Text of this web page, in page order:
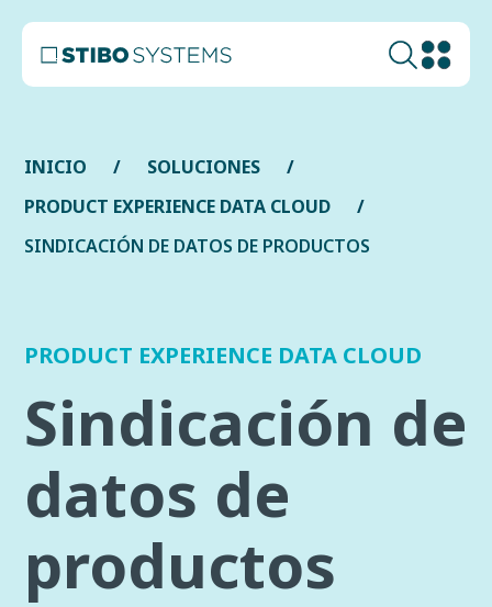
INICIO
SOLUCIONES
PRODUCT EXPERIENCE DATA CLOUD
SINDICACIÓN DE DATOS DE PRODUCTOS
PRODUCT EXPERIENCE DATA CLOUD
Sindicación de
datos de
productos